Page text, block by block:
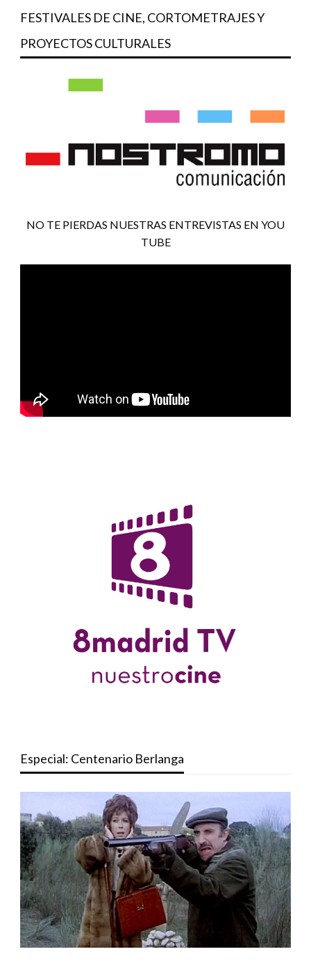
FESTIVALES DE CINE, CORTOMETRAJES Y
PROYECTOS CULTURALES
NO TE PIERDAS NUESTRAS ENTREVISTAS EN YOU
TUBE
Especial: Centenario Berlanga